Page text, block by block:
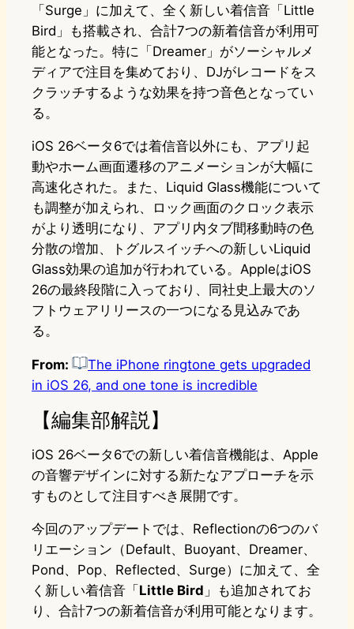
「Surge」に加えて、全く新しい着信音「Little
Bird」も搭載され、合計7つの新着信音が利用可
能となった。特に「Dreamer」がソーシャルメ
ディアで注目を集めており、DJがレコードをス
クラッチするような効果を持つ音色となってい
る。
iOS 26ベータ6では着信音以外にも、アプリ起
動やホーム画面遷移のアニメーションが大幅に
高速化された。また、Liquid Glass機能について
も調整が加えられ、ロック画面のクロック表示
がより透明になり、アプリ内タブ間移動時の色
分散の増加、トグルスイッチへの新しいLiquid
Glass効果の追加が行われている。AppleはiOS
26の最終段階に入っており、同社史上最大のソ
フトウェアリリースの一つになる見込みであ
る。
From:
The iPhone ringtone gets upgraded
in iOS 26, and one tone is incredible
【編集部解説】
iOS 26ベータ6での新しい着信音機能は、Apple
の音響デザインに対する新たなアプローチを示
すものとして注目すべき展開です。
今回のアップデートでは、Reflectionの6つのバ
リエーション（Default、Buoyant、Dreamer、
Pond、Pop、Reflected、Surge）に加えて、全
く新しい着信音「 Little Bird 」も追加されてお
り、合計7つの新着信音が利用可能となります。